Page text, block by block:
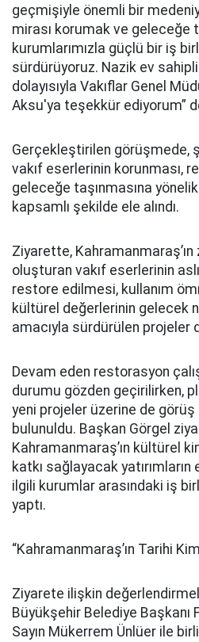
geçmişiyle önemli bir
mirası korumak ve geleceğe
kurumlarımızla güçlü bir iş
sürdürüyoruz. Nazik ev
dolayısıyla Vakıflar Genel
Aksu'ya teşekkür ediyorum”
Gerçekleştirilen görüşmede,
vakıf eserlerinin korunması,
geleceğe taşınmasına
kapsamlı şekilde ele alındı.
Ziyarette, Kahramanmaraş’ın
oluşturan vakıf eserlerinin
restore edilmesi, kullanım
kültürel değerlerinin gelecek
amacıyla sürdürülen projeler
Devam eden restorasyon
durumu gözden geçirilirken,
yeni projeler üzerine de görüş
bulunuldu. Başkan Görgel
Kahramanmaraş’ın kültürel
katkı sağlayacak yatırımların
ilgili kurumlar arasındaki iş
yaptı.
“Kahramanmaraş’ın Tarihi
Ziyarete ilişkin
Büyükşehir Belediye Başkanı
Sayın Mükerrem Ünlüer ile